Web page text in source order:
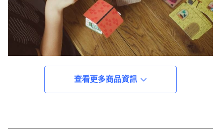
查看更多商品資訊